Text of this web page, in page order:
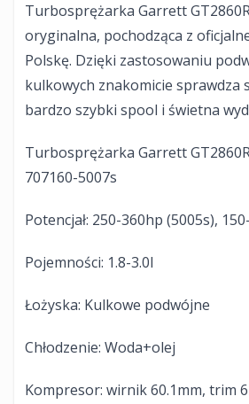
Turbosprężarka Garrett
oryginalna, pochodząca z
Polskę. Dzięki zastosowaniu
kulkowych znakomicie sprawdza
bardzo szybki spool i świetna
Turbosprężarka Garrett
707160-5007s
Potencjał: 250-360hp (5005s),
Pojemności: 1.8-3.0l
Łożyska: Kulkowe podwójne
Chłodzenie: Woda+olej
Kompresor: wirnik 60.1mm, trim